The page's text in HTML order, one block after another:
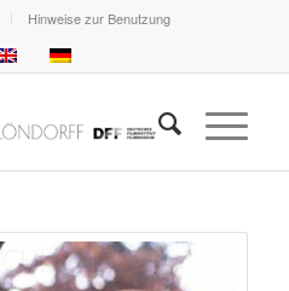
Hinweise zur Benutzung